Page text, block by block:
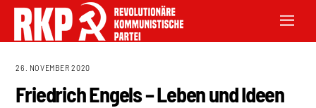
26. NOVEMBER 2020
Friedrich Engels – Leben und Ideen